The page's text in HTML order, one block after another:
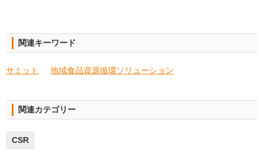
関連キーワード
サミット 地域食品資源循環ソリューション
関連カテゴリー
CSR